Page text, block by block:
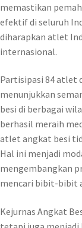
memastikan
efektif di seluruh
diharapkan atlet
internasional.
Partisipasi 84 atlet
menunjukkan
besi di berbagai
berhasil meraih
atlet angkat besi
Hal ini menjadi
mengembangkan
mencari bibit-bibit
Kejurnas Angkat